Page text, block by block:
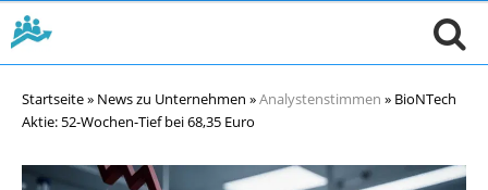
Startseite» News zu Unternehmen »Analystenstimmen » BioNTech
Aktie: 52-Wochen-Tief bei 68,35 Euro